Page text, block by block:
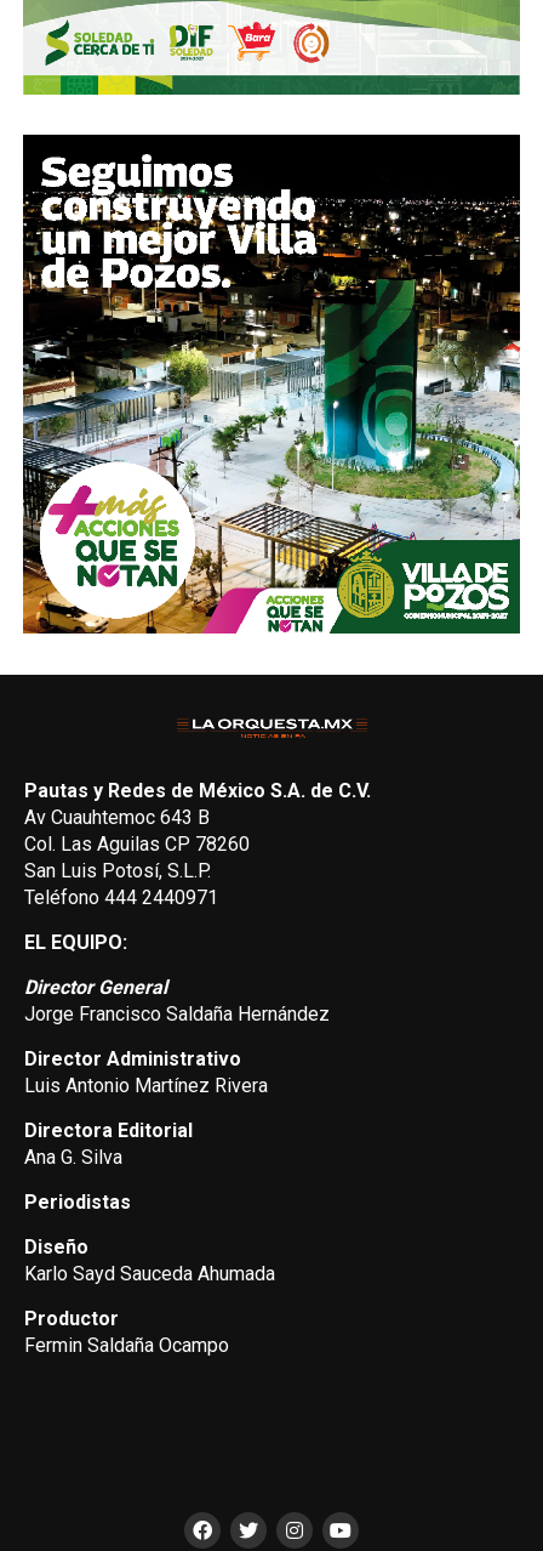
Pautas y Redes de México S.A. de C.V.
Av Cuauhtemoc 643 B
Col. Las Aguilas CP 78260
San Luis Potosí, S.L.P.
Teléfono 444 2440971
EL EQUIPO:
Director General
Jorge Francisco Saldaña Hernández
Director Administrativo
Luis Antonio Martínez Rivera
Directora Editorial
Ana G. Silva
Periodistas
Diseño
Karlo Sayd Sauceda Ahumada
Productor
Fermin Saldaña Ocampo